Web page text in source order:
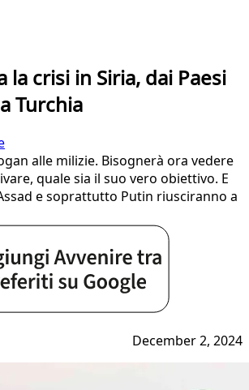
la crisi in Siria, dai Paesi
Turchia
alle milizie. Bisognerà ora vedere
quale sia il suo vero obiettivo. E
e soprattutto Putin riusciranno a
December 2, 2024